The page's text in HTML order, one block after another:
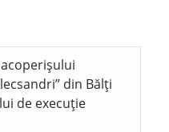
din Bălți
de execuție